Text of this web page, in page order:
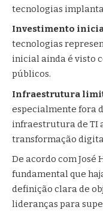
tecnologias
Investimento
tecnologias
inicial ainda é visto
públicos.
Infraestrutura
especialmente fora
infraestrutura de TI
transformação
De acordo com José
fundamental que
definição clara de
lideranças para